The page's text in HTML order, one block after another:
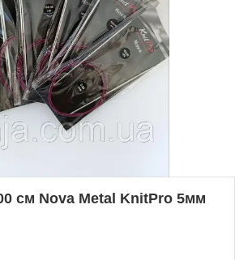
см Nova Metal KnitPro 5мм